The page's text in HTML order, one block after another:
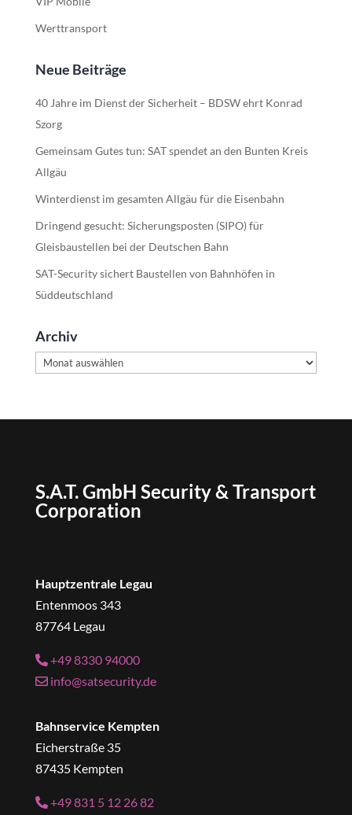
Werttransport
Neue Beiträge
40 Jahre im Dienst der Sicherheit – BDSW ehrt Konrad
Szorg
Gemeinsam Gutes tun: SAT spendet an den Bunten Kreis
Allgäu
Winterdienst im gesamten Allgäu für die Eisenbahn
Dringend gesucht: Sicherungsposten (SIPO) für
Gleisbaustellen bei der Deutschen Bahn
SAT-Security sichert Baustellen von Bahnhöfen in
Süddeutschland
Archiv
Archiv
S.A.T. GmbH Security & Transport
Corporation
Hauptzentrale Legau
Entenmoos 343
87764 Legau
+49 8330 94000
info@satsecurity.de
Bahnservice Kempten
Eicherstraße 35
87435 Kempten
+49 831 5 12 26 82